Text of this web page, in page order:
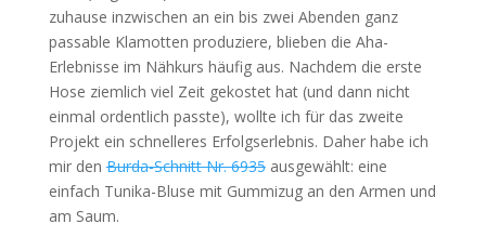
zuhause inzwischen an ein bis zwei Abenden ganz
passable Klamotten produziere, blieben die Aha-
Erlebnisse im Nähkurs häufig aus. Nachdem die erste
Hose ziemlich viel Zeit gekostet hat (und dann nicht
einmal ordentlich passte), wollte ich für das zweite
Projekt ein schnelleres Erfolgserlebnis. Daher habe ich
mir denBurda-Schnitt Nr. 6935ausgewählt: eine
einfach Tunika-Bluse mit Gummizug an den Armen und
am Saum.